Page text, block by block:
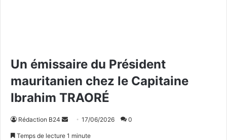
Un émissaire du Président
mauritanien chez le Capitaine
Ibrahim TRAORÉ
Rédaction B24 17/06/2026 0
Temps de lecture 1 minute